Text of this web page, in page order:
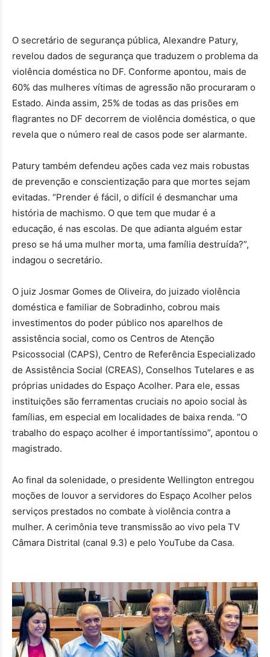
O secretário de segurança pública, Alexandre Patury,
revelou dados de segurança que traduzem o problema da
violência doméstica no DF. Conforme apontou, mais de
60% das mulheres vítimas de agressão não procuraram o
Estado. Ainda assim, 25% de todas as das prisões em
flagrantes no DF decorrem de violência doméstica, o que
revela que o número real de casos pode ser alarmante.
Patury também defendeu ações cada vez mais robustas
de prevenção e conscientização para que mortes sejam
evitadas. “Prender é fácil, o difícil é desmanchar uma
história de machismo. O que tem que mudar é a
educação, é nas escolas. De que adianta alguém estar
preso se há uma mulher morta, uma família destruída?”,
indagou o secretário.
O juiz Josmar Gomes de Oliveira, do juizado violência
doméstica e familiar de Sobradinho, cobrou mais
investimentos do poder público nos aparelhos de
assistência social, como os Centros de Atenção
Psicossocial (CAPS), Centro de Referência Especializado
de Assistência Social (CREAS), Conselhos Tutelares e as
próprias unidades do Espaço Acolher. Para ele, essas
instituições são ferramentas cruciais no apoio social às
famílias, em especial em localidades de baixa renda. “O
trabalho do espaço acolher é importantíssimo”, apontou o
magistrado.
Ao final da solenidade, o presidente Wellington entregou
moções de louvor a servidores do Espaço Acolher pelos
serviços prestados no combate à violência contra a
mulher. A cerimônia teve transmissão ao vivo pela TV
Câmara Distrital (canal 9.3) e pelo YouTube da Casa.